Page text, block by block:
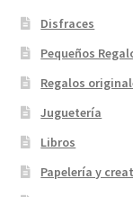
Disfraces
Pequeños
Regalos
Juguetería
Libros
Papelería y